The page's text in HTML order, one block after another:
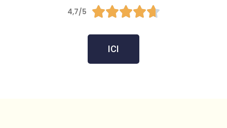
4,7/5 
ICI